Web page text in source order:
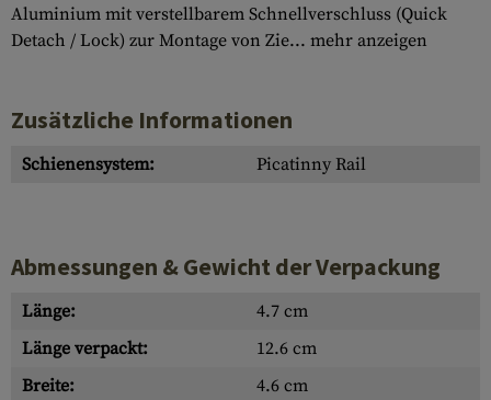
Aluminium mit verstellbarem Schnellverschluss (Quick
Detach / Lock) zur Montage von Zie... mehr anzeigen
Zusätzliche Informationen
Schienensystem: Picatinny Rail
Abmessungen & Gewicht der Verpackung
Länge:
4.7 cm
Länge verpackt:
12.6 cm
Breite:
4.6 cm